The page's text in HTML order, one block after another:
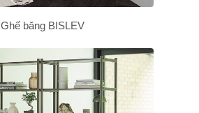
Ghế băng BISLEV